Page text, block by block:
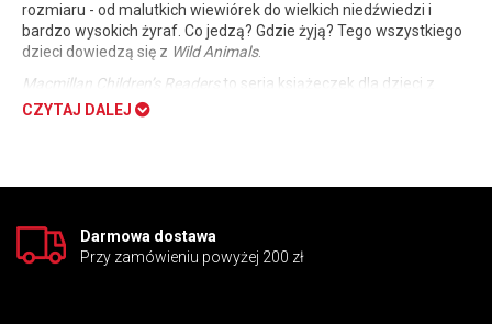
rozmiaru - od malutkich wiewiórek do wielkich niedźwiedzi i
bardzo wysokich żyraf. Co jedzą? Gdzie żyją? Tego wszystkiego
dzieci dowiedzą się z Wild Animals.
Macmillan Children’s Readers to seria książeczek dla dzieci z
uproszczonymi tekstami do samodzielnego czytania. Czytanki
opanowaniu słownictwa oraz budują ich pewność siebie z
Seria zapewnia dzieciom nie tylko poznanie nowych struktur
gramatycznych i słownictwa, poszerza także ich wiedzę z
CZYTAJ DALEJ
Darmowa dostawa
Przy zamówieniu powyżej 200 zł